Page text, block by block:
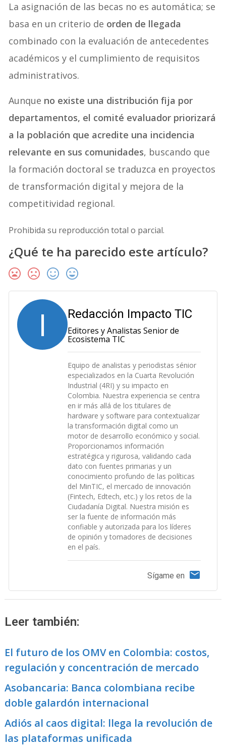
La asignación de las becas no es automática; se
basa en un criterio de orden de llegada
combinado con la evaluación de antecedentes
académicos y el cumplimiento de requisitos
administrativos.
Aunque no existe una distribución fija por
departamentos, el comité evaluador priorizará
a la población que acredite una incidencia
relevante en sus comunidades, buscando que
la formación doctoral se traduzca en proyectos
de transformación digital y mejora de la
competitividad regional.
Prohibida su reproducción total o parcial.
¿Qué te ha parecido este artículo?
I Redacción Impacto TIC
Editores y Analistas Senior de
Ecosistema TIC
Equipo de analistas y periodistas sénior
especializados en la Cuarta Revolución
Industrial (4RI) y su impacto en
Colombia. Nuestra experiencia se centra
en ir más allá de los titulares de
hardware y software para contextualizar
la transformación digital como un
motor de desarrollo económico y social.
Proporcionamos información
estratégica y rigurosa, validando cada
dato con fuentes primarias y un
conocimiento profundo de las políticas
del MinTIC, el mercado de innovación
(Fintech, Edtech, etc.) y los retos de la
Ciudadanía Digital. Nuestra misión es
ser la fuente de información más
confiable y autorizada para los líderes
de opinión y tomadores de decisiones
en el país.
Sígame en
Leer también:
El futuro de los OMV en Colombia: costos,
regulación y concentración de mercado
Asobancaria: Banca colombiana recibe
doble galardón internacional
Adiós al caos digital: llega la revolución de
las plataformas unificada